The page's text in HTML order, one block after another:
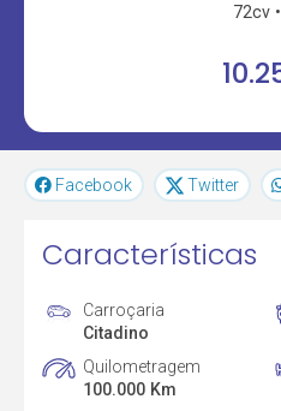
72cv
Facebook Twitter
Características
Carroçaria
Citadino
Quilometragem
100.000 Km